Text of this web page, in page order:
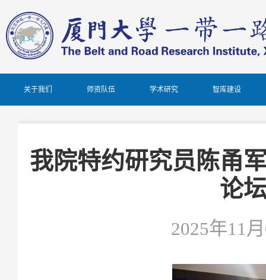
关于我们 师资队伍 学术研究 智库建设
我院特约研究员陈甬
论
2025年11